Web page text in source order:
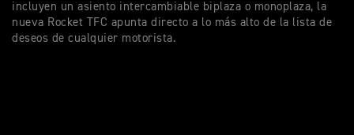
incluyen un asiento intercambiable biplaza o monoplaza, la
nueva Rocket TFC apunta directo a lo más alto de la lista de
deseos de cualquier motorista.